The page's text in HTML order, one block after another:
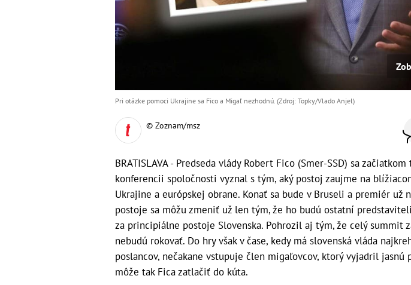
Pri otázke pomoci Ukrajine sa Fico a Migaľ nezhodnú. (Zdroj: Topky/Vlado Anjel)
© Zoznam/msz
BRATISLAVA - Predseda vlády Robert Fico (Smer-SSD) sa
konferencii spoločnosti vyznal s tým, aký postoj zaujme na
Ukrajine a európskej obrane. Konať sa bude v Bruseli a premiér už
postoje sa môžu zmeniť už len tým, že ho budú ostatní
za principiálne postoje Slovenska. Pohrozil aj tým, že celý summit
nebudú rokovať. Do hry však v čase, kedy má slovenská vláda
poslancov, nečakane vstupuje člen migaľovcov, ktorý vyjadril jasnú
môže tak Fica zatlačiť do kúta.